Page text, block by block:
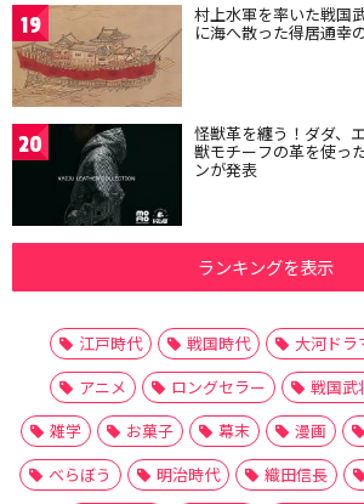
19 村上水軍を率いた戦国
に海へ散った得居通幸
20 怪獣革を纏う！ダダ、
獣モチーフの革を使っ
ンが発表
ランキングを表示
江戸時代 戦国時代 大河ドラ
アニメ
ロングセラー 戦国武
雑学
お菓子 幕末 漫画
べらぼう
明治時代 織田信長